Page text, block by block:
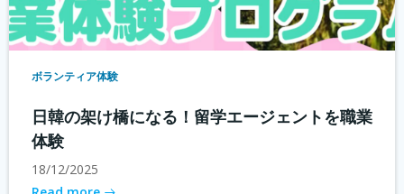
ボランティア体験
日韓の架け橋になる！留学エージェントを職業
体験
18/12/2025